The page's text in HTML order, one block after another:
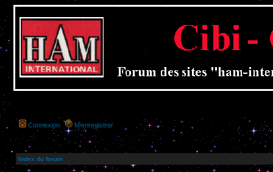
Connexion M’enregistrer
Index du forum